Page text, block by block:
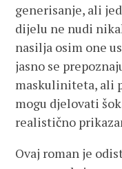
generisanje, ali
dijelu ne nudi
nasilja osim one
jasno se
maskuliniteta, ali
mogu djelovati
realistično
Ovaj roman je